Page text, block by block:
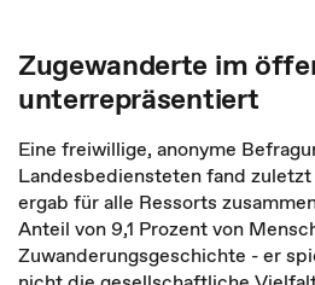
Zugewanderte im
unterrepräsentiert
Eine freiwillige, anonyme
Landesbediensteten fand zuletzt
ergab für alle Ressorts
Anteil von 9,1 Prozent von
Zuwanderungsgeschichte - er